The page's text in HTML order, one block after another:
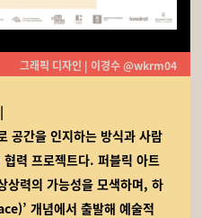
그래픽 디자인 | 이경수 @wkrm04
공간을 인지하는 방식과 사람
력 프로젝트다. 퍼블릭 아트
상력의 가능성을 모색하며, 하
개념에서 출발해 예술적